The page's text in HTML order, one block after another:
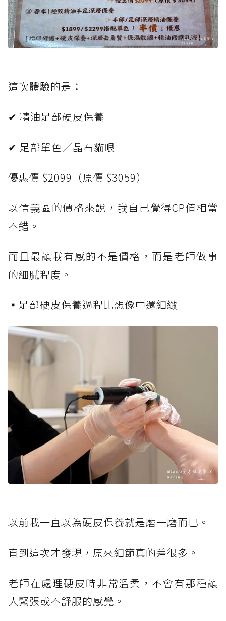
這次體驗的是：
✔ 精油足部硬皮保養
✔ 足部單色／晶石貓眼
優惠價 $2099（原價 $3059）
以信義區的價格來說，我自己覺得CP值相當
不錯。
而且最讓我有感的不是價格，而是老師做事
的細膩程度。
▪️足部硬皮保養過程比想像中還細緻
以前我一直以為硬皮保養就是磨一磨而已。
直到這次才發現，原來細節真的差很多。
老師在處理硬皮時非常溫柔，不會有那種讓
人緊張或不舒服的感覺。